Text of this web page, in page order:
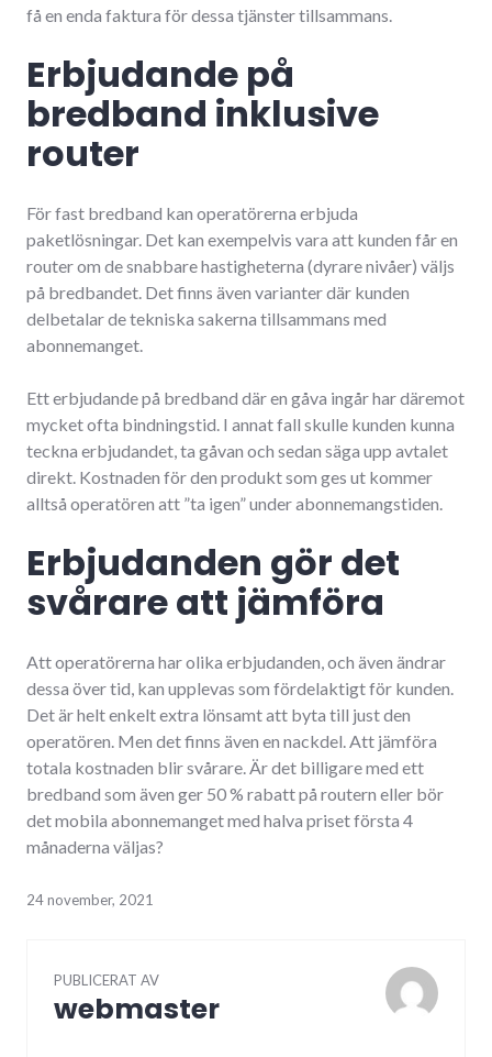
få en enda faktura för dessa tjänster tillsammans.
Erbjudande på
bredband inklusive
router
För fast bredband kan operatörerna erbjuda
paketlösningar. Det kan exempelvis vara att kunden får en
router om de snabbare hastigheterna (dyrare nivåer) väljs
på bredbandet. Det finns även varianter där kunden
delbetalar de tekniska sakerna tillsammans med
abonnemanget.
Ett erbjudande på bredband där en gåva ingår har däremot
mycket ofta bindningstid. I annat fall skulle kunden kunna
teckna erbjudandet, ta gåvan och sedan säga upp avtalet
direkt. Kostnaden för den produkt som ges ut kommer
alltså operatören att ”ta igen” under abonnemangstiden.
Erbjudanden gör det
svårare att jämföra
Att operatörerna har olika erbjudanden, och även ändrar
dessa över tid, kan upplevas som fördelaktigt för kunden.
Det är helt enkelt extra lönsamt att byta till just den
operatören. Men det finns även en nackdel. Att jämföra
totala kostnaden blir svårare. Är det billigare med ett
bredband som även ger 50 % rabatt på routern eller bör
det mobila abonnemanget med halva priset första 4
månaderna väljas?
24 november, 2021
PUBLICERAT AV
webmaster